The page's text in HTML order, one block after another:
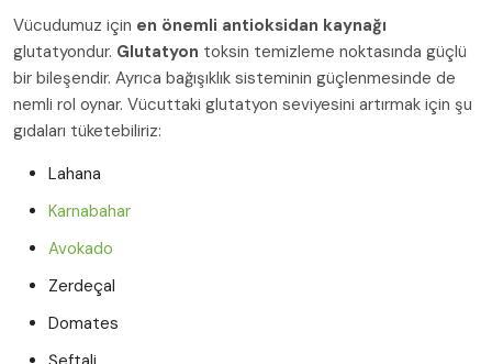
Vücudumuz için en önemli antioksidan kaynağı
glutatyondur. Glutatyon toksin temizleme noktasında güçlü
bir bileşendir. Ayrıca bağışıklık sisteminin güçlenmesinde de
nemli rol oynar. Vücuttaki glutatyon seviyesini artırmak için şu
gıdaları tüketebiliriz:
Lahana
Karnabahar
Avokado
Zerdeçal
Domates